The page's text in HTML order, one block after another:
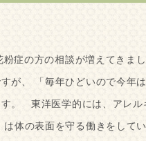
症の方の相談が増えてきま
が、 「毎年ひどいので今年
。 東洋医学的には、アレ
は体の表面を守る働きをして